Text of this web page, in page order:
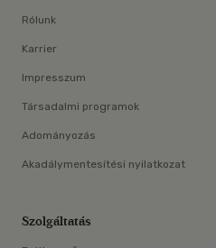
Rólunk
Karrier
Impresszum
Társadalmi programok
Adományozás
Akadálymentesítési nyilatkozat
Szolgáltatás